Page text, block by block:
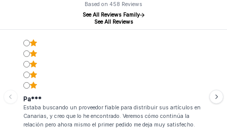
Based on 458 Reviews
See All Reviews Family
See All Reviews
Pa***
Estaba buscando un proveedor fiable para distribuir sus artículos en
Canarias, y creo que lo he encontrado. Veremos cómo continúa la
relación pero ahora mismo el primer pedido me deja muy satisfecho.